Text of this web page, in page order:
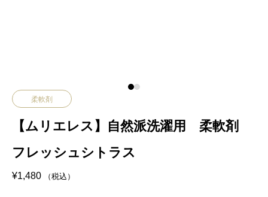
柔軟剤
【ムリエレス】自然派洗濯用 柔軟剤
フレッシュシトラス
¥1,480 （税込）